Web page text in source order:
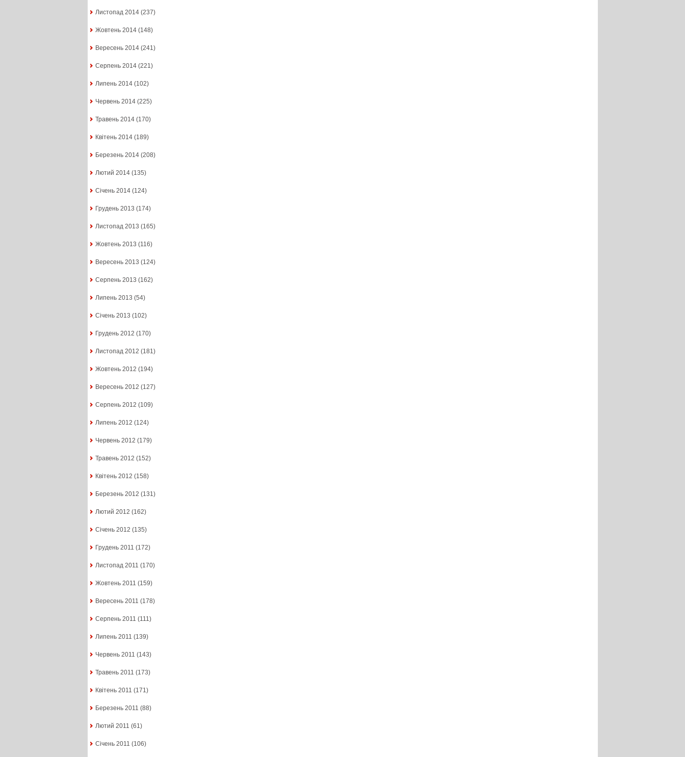
Листопад 2014(237)
Жовтень 2014(148)
Вересень 2014(241)
Серпень 2014(221)
Липень 2014(102)
Червень 2014(225)
Травень 2014(170)
Квітень 2014(189)
Березень 2014(208)
Лютий 2014(135)
Січень 2014(124)
Грудень 2013 (174)
Листопад 2013 (165)
Жовтень 2013 (116)
Вересень 2013 (124)
Серпень 2013 (162)
Липень 2013 (54)
Січень 2013 (102)
Грудень 2012 (170)
Листопад 2012 (181)
Жовтень 2012 (194)
Вересень 2012 (127)
Серпень 2012 (109)
Липень 2012 (124)
Червень 2012 (179)
Травень 2012 (152)
Квітень 2012 (158)
Березень 2012 (131)
Лютий 2012 (162)
Січень 2012 (135)
Грудень 2011 (172)
Листопад 2011 (170)
Жовтень 2011 (159)
Вересень 2011 (178)
Серпень 2011 (111)
Липень 2011 (139)
Червень 2011 (143)
Травень 2011 (173)
Квітень 2011 (171)
Березень 2011 (88)
Лютий 2011 (61)
Січень 2011 (106)